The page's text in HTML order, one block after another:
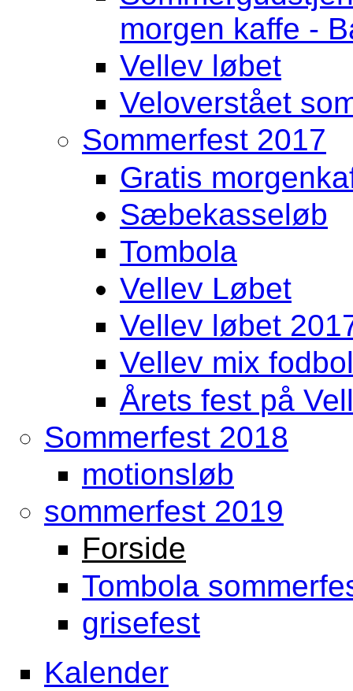
morgen kaffe -
Vellev løbet
Veloverstået
Sommerfest 2017
Gratis
Sæbekasseløb
Tombola
Vellev Løbet
Vellev løbet
Vellev mix
Årets fest på
Sommerfest 2018
motionsløb
sommerfest 2019
Forside
Tombola
grisefest
Front Menu
Kalender